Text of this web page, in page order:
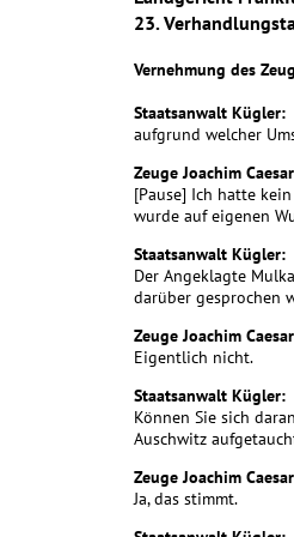
23.
Vernehmung des
Staatsanwalt Kügler:
aufgrund welcher
Zeuge Joachim
[Pause] Ich hatte
wurde auf eigenen
Staatsanwalt Kügler:
Der Angeklagte
darüber gesprochen
Zeuge Joachim
Eigentlich nicht.
Staatsanwalt Kügler:
Können Sie sich
Auschwitz
Zeuge Joachim
Ja, das stimmt.